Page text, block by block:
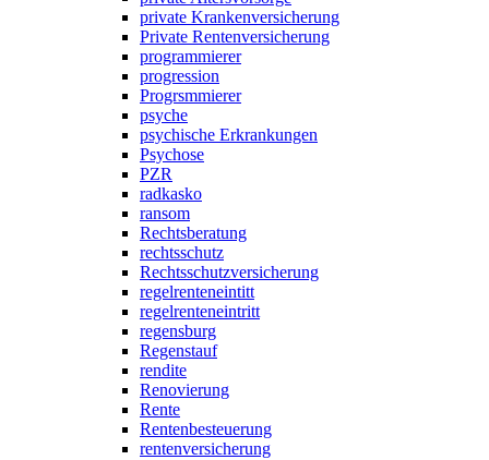
private Krankenversicherung
Private Rentenversicherung
programmierer
progression
Progrsmmierer
psyche
psychische Erkrankungen
Psychose
PZR
radkasko
ransom
Rechtsberatung
rechtsschutz
Rechtsschutzversicherung
regelrenteneintitt
regelrenteneintritt
regensburg
Regenstauf
rendite
Renovierung
Rente
Rentenbesteuerung
rentenversicherung